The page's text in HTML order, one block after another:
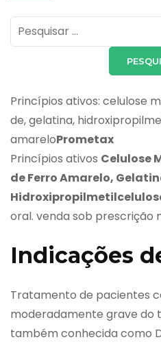
Pesquisar
por:
Princípios ativos: celulose
de, gelatina,
amareloPrometax
Princípios ativos Celulose
de Ferro Amarelo,
oral. venda sob prescrição
Indicações
Tratamento de pacientes
moderadamente grave do
também conhecida como